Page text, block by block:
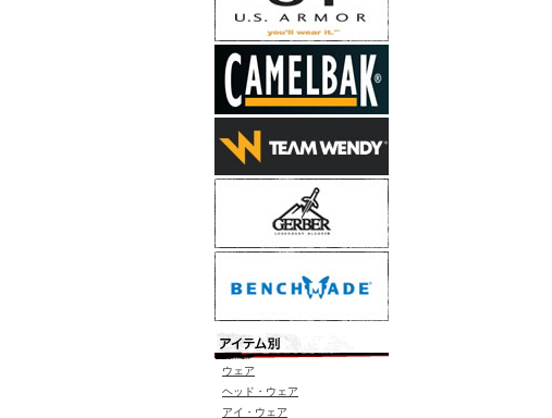
ウェア
ヘッド・ウェア
アイ・ウェア